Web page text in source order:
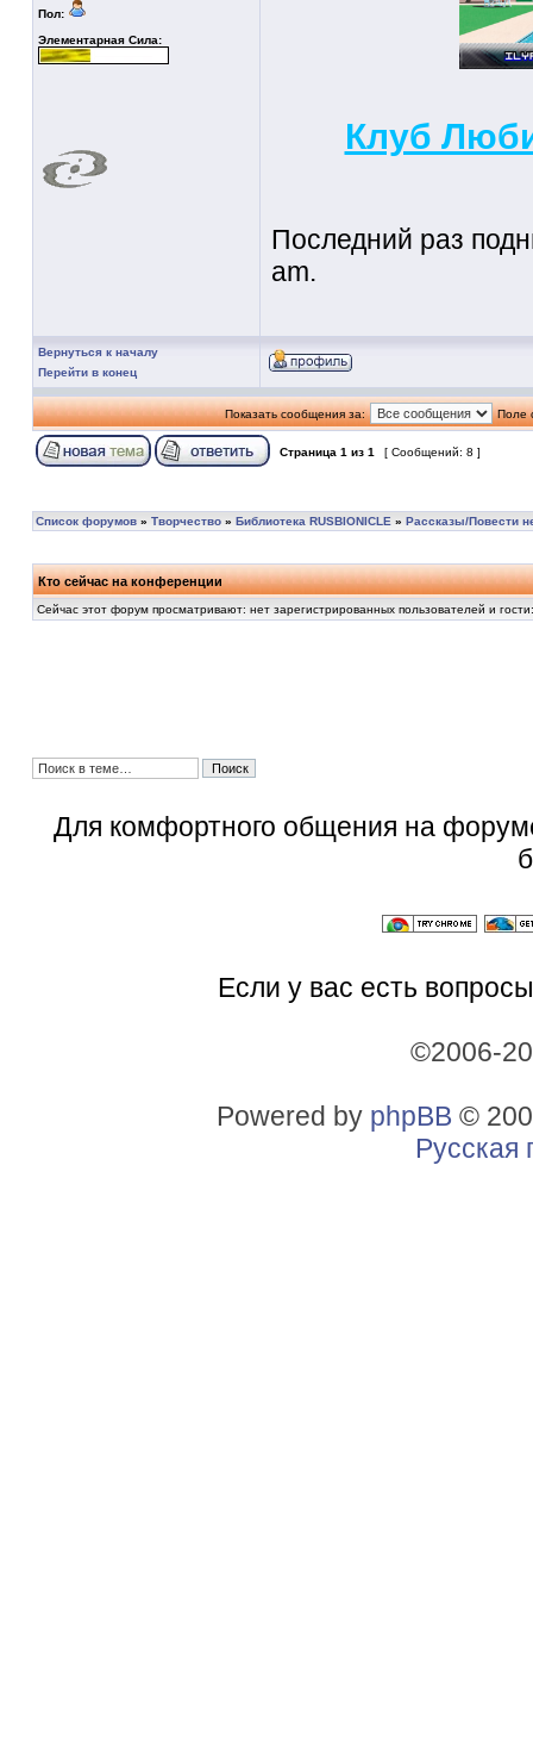
Пол:
Элементарная Сила:
Клуб
Последний раз
am.
Вернуться к началу
Перейти в конец
Показать сообщения за: Поле
Страница 1 из 1 [ Сообщений: 8 ]
Список форумов » Творчество » Библиотека RUSBIONICLE » Рассказы/Повести
Кто сейчас на конференции
Сейчас этот форум просматривают: нет зарегистрированных пользователей и
Для комфортного общения на
Если у вас есть
©2006-
Powered by phpBB ©
Русская